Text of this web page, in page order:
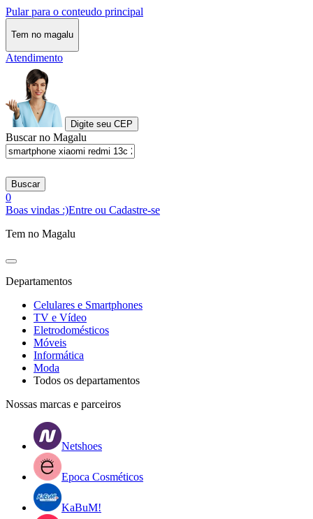
Pular para o conteudo principal
Tem no magalu
Atendimento
Digite seu CEP
Buscar no Magalu
Buscar
0
Boas vindas :)Entre ou Cadastre-se
Tem no Magalu
Departamentos
Celulares e Smartphones
TV e Vídeo
Eletrodomésticos
Móveis
Informática
Moda
Todos os departamentos
Nossas marcas e parceiros
Netshoes
Epoca Cosméticos
KaBuM!